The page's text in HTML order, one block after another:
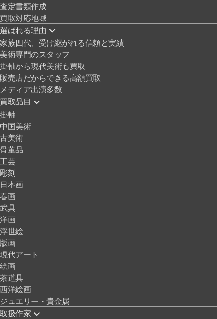
査定書類作成
買取対応地域
選ばれる理由
家族四代、受け継がれる信頼と実績
美術専門のスタッフ
掛軸から現代美術も買取
販売店だからできる高額買取
メディア出演多数
買取品目
掛軸
中国美術
古美術
骨董品
工芸
彫刻
日本画
春画
武具
洋画
浮世絵
版画
現代アート
絵画
茶道具
西洋絵画
ジュエリー・貴金属
取扱作家